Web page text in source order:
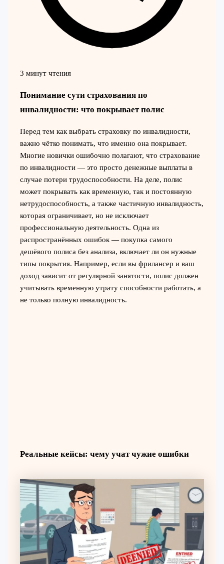
3 минут чтения
Понимание сути страхования по
инвалидности: что покрывает полис
Перед тем как выбрать страховку по инвалидности,
важно чётко понимать, что именно она покрывает.
Многие новички ошибочно полагают, что страхование
по инвалидности — это просто денежные выплаты в
случае потери трудоспособности. На деле, полис
может покрывать как временную, так и постоянную
нетрудоспособность, а также частичную инвалидность,
которая ограничивает, но не исключает
профессиональную деятельность. Одна из
распространённых ошибок — покупка самого
дешёвого полиса без анализа, включает ли он нужные
типы покрытия. Например, если вы фрилансер и ваш
доход зависит от регулярной занятости, полис должен
учитывать временную утрату способности работать, а
не только полную инвалидность.
Реальные кейсы: чему учат чужие ошибки